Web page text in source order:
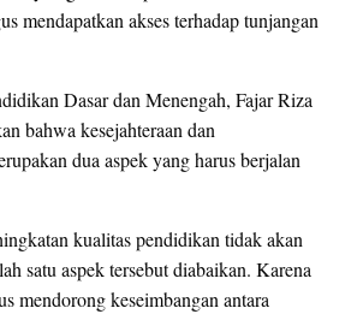
mendapatkan akses terhadap tunjangan
Dasar dan Menengah, Fajar Riza
bahwa kesejahteraan dan
dua aspek yang harus berjalan
kualitas pendidikan tidak akan
satu aspek tersebut diabaikan. Karena
mendorong keseimbangan antara